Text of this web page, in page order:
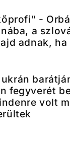
-
a
adnak, ha
fegyverét
volt